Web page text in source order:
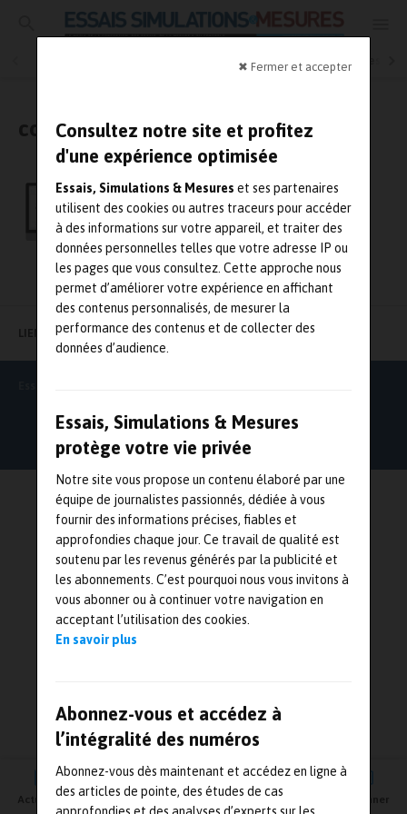
✖ Fermer et accepter
Consultez notre site et profitez
d'une expérience optimisée
Essais, Simulations & Mesures et ses partenaires
utilisent des cookies ou autres traceurs pour accéder
à des informations sur votre appareil, et traiter des
données personnelles telles que votre adresse IP ou
les pages que vous consultez. Cette approche nous
permet d’améliorer votre expérience en affichant
des contenus personnalisés, de mesurer la
performance des contenus et de collecter des
données d’audience.
Essais, Simulations & Mesures
protège votre vie privée
Notre site vous propose un contenu élaboré par une
équipe de journalistes passionnés, dédiée à vous
fournir des informations précises, fiables et
approfondies chaque jour. Ce travail de qualité est
soutenu par les revenus générés par la publicité et
les abonnements. C’est pourquoi nous vous invitons à
vous abonner ou à continuer votre navigation en
acceptant l’utilisation des cookies.
En savoir plus
Abonnez-vous et accédez à
l’intégralité des numéros
Abonnez-vous dès maintenant et accédez en ligne à
des articles de pointe, des études de cas
Contrôle Qualité
contrôle réception
Pouvez-vous piloter votre production sans
digitaliser votre atelier ?
Actualités Agenda Newsletter Vidéos S'abonner
LIENS UTILES